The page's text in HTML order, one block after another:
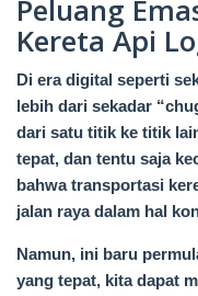
Peluang
Kereta Api
Di era digital seperti
lebih dari sekadar
dari satu titik ke titik
tepat, dan tentu saja
bahwa transportasi
jalan raya dalam hal
Namun, ini baru
yang tepat, kita dapat